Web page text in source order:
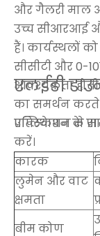
और गैलरी माल
उच्च सीआरआई
हैं। कार्यस्थलों
सीसीटी और 0-
आवश्यकता होती
का समर्थन करते
प्रतिस्थापन के
एलईडी
एप्लिकेशन से
करें।
कारक
लुमेन और वाट
क्षमता
बीम कोण